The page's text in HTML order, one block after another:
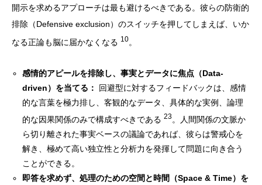
開示を求めるアプローチは最も避けるべきである。彼らの防衛的
排除（Defensive exclusion）のスイッチを押してしまえば、いか
なる正論も脳に届かなくなる 10。
感情的アピールを排除し、事実とデータに焦点（Data-
driven）を当てる：
回避型に対するフィードバックは、感情
的な言葉を極力排し、客観的なデータ、具体的な実例、論理
的な因果関係のみで構成すべきである23。人間関係の文脈か
ら切り離された事実ベースの議論であれば、彼らは警戒心を
解き、極めて高い独立性と分析力を発揮して問題に向き合う
ことができる。
即答を求めず、処理のための空間と時間（Space & Time）を